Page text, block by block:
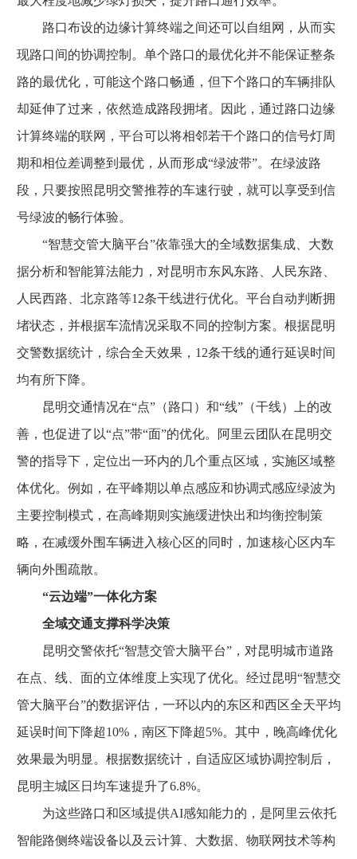
路口布设的边缘计算终端之间还可以自组网，从而实
现路口间的协调控制。单个路口的最优化并不能保证整条
路的最优化，可能这个路口畅通，但下个路口的车辆排队
却延伸了过来，依然造成路段拥堵。因此，通过路口边缘
计算终端的联网，平台可以将相邻若干个路口的信号灯周
期和相位差调整到最优，从而形成“绿波带”。在绿波路
段，只要按照昆明交警推荐的车速行驶，就可以享受到信
号绿波的畅行体验。
“智慧交管大脑平台”依靠强大的全域数据集成、大数
据分析和智能算法能力，对昆明市东风东路、人民东路、
人民西路、北京路等12条干线进行优化。平台自动判断拥
堵状态，并根据车流情况采取不同的控制方案。根据昆明
交警数据统计，综合全天效果，12条干线的通行延误时间
均有所下降。
昆明交通情况在“点”（路口）和“线”（干线）上的改
善，也促进了以“点”带“面”的优化。阿里云团队在昆明交
警的指导下，定位出一环内的几个重点区域，实施区域整
体优化。例如，在平峰期以单点感应和协调式感应绿波为
主要控制模式，在高峰期则实施缓进快出和均衡控制策
略，在减缓外围车辆进入核心区的同时，加速核心区内车
辆向外围疏散。
“云边端”一体化方案
全域交通支撑科学决策
昆明交警依托“智慧交管大脑平台”，对昆明城市道路
在点、线、面的立体维度上实现了优化。经过昆明“智慧交
管大脑平台”的数据评估，一环以内的东区和西区全天平均
延误时间下降超10%，南区下降超5%。其中，晚高峰优化
效果最为明显。根据数据统计，自适应区域协调控制后，
昆明主城区日均车速提升了6.8%。
为这些路口和区域提供AI感知能力的，是阿里云依托
智能路侧终端设备以及云计算、大数据、物联网技术等构